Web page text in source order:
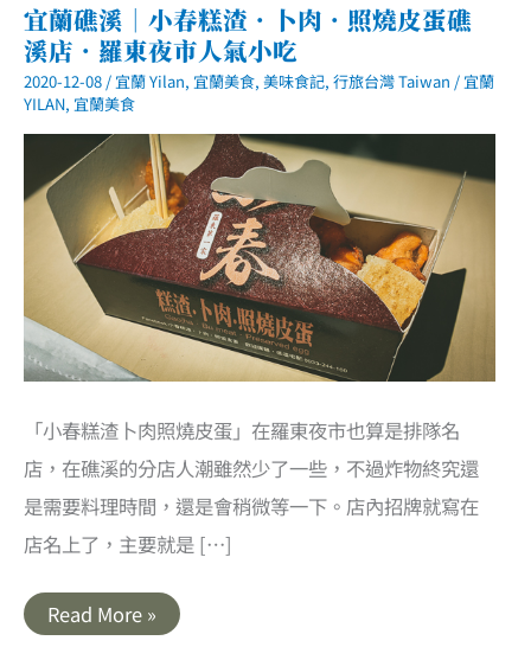
宜蘭礁溪｜小春糕渣．卜肉．照燒皮蛋礁
溪店．羅東夜市人氣小吃
2020-12-08 / 宜蘭 Yilan, 宜蘭美食, 美味食記, 行旅台灣 Taiwan / 宜蘭
YILAN, 宜蘭美食
「小春糕渣卜肉照燒皮蛋」在羅東夜市也算是排隊名
店，在礁溪的分店人潮雖然少了一些，不過炸物終究還
是需要料理時間，還是會稍微等一下。店內招牌就寫在
店名上了，主要就是 […]
宜
蘭
Read More »